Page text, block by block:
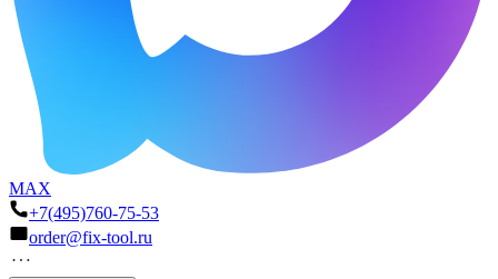
MAX
+7(495)760-75-53
order@fix-tool.ru